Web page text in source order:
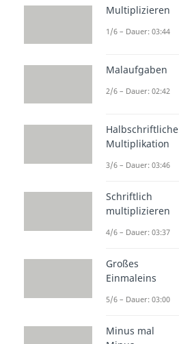
Multiplizieren
1/6 – Dauer: 03:44
Malaufgaben
2/6 – Dauer: 02:42
Halbschriftliche
Multiplikation
3/6 – Dauer: 03:46
Schriftlich
multiplizieren
4/6 – Dauer: 03:37
Großes
Einmaleins
5/6 – Dauer: 03:00
Minus mal